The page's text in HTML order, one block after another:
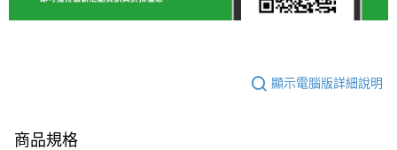
顯示電腦版詳細說明
商品規格